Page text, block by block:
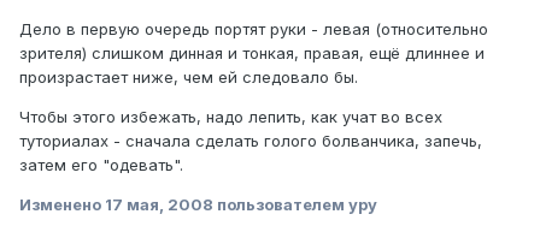
Дело в первую очередь портят руки - левая (относительно
зрителя) слишком динная и тонкая, правая, ещё длиннее и
произрастает ниже, чем ей следовало бы.
Чтобы этого избежать, надо лепить, как учат во всех
туториалах - сначала сделать голого болванчика, запечь,
затем его "одевать".
Изменено 17 мая, 2008 пользователем ypy